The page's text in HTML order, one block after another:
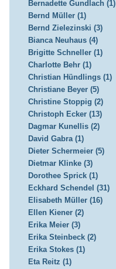
Bernadette Gundlach (1)
Bernd Müller (1)
Bernd Zielezinski (3)
Bianca Neuhaus (4)
Brigitte Schneller (1)
Charlotte Behr (1)
Christian Hündlings (1)
Christiane Beyer (5)
Christine Stoppig (2)
Christoph Ecker (13)
Dagmar Kunellis (2)
David Gabra (1)
Dieter Schermeier (5)
Dietmar Klinke (3)
Dorothee Sprick (1)
Eckhard Schendel (31)
Elisabeth Müller (16)
Ellen Kiener (2)
Erika Meier (3)
Erika Steinbeck (2)
Erika Stokes (1)
Eta Reitz (1)